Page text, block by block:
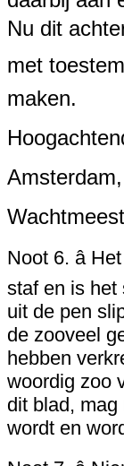
Nu dit
met
maken.
Noot 6. â
staf en is het
uit de pen
de zooveel
hebben
woordig zoo
dit blad,
wordt en